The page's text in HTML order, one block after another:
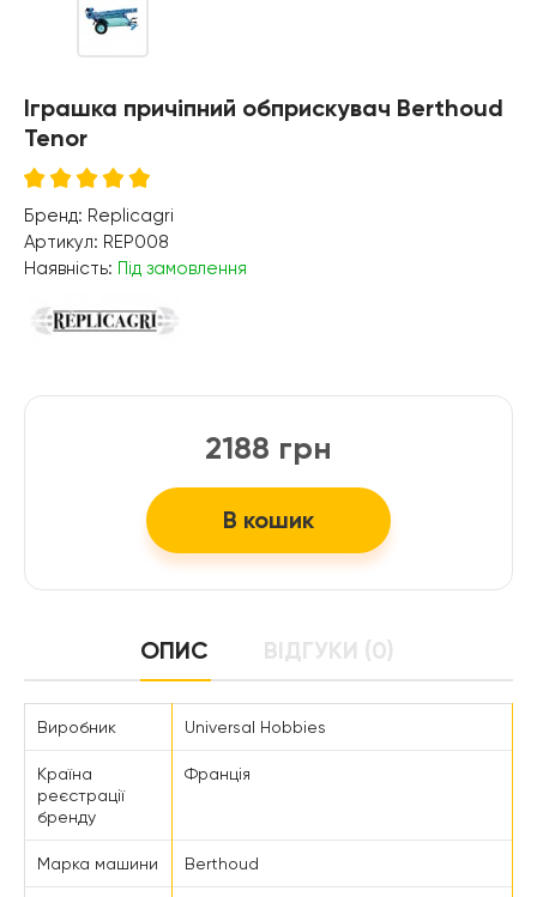
Іграшка причіпний обприскувач Berthoud
Tenor
Бренд: Replicagri
Артикул: REP008
Наявність: Під замовлення
2188 грн
В кошик
ОПИС ВІДГУКИ (0)
Виробник Universal Hobbies
Країна
реєстрації
бренду
Франція
Марка машини Berthoud